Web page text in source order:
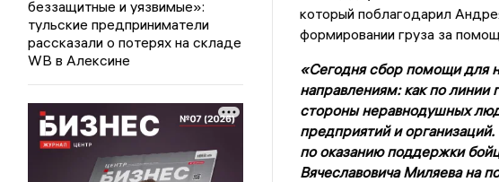
беззащитные и уязвимые»:
тульские предприниматели
рассказали о потерях на складе
WB в Алексине
который поблагодарил
формировании груза за
«Сегодня сбор помощи для
направлениям: как по линии
стороны неравнодушных
предприятий и
по оказанию поддержки
Вячеславовича Миляева на